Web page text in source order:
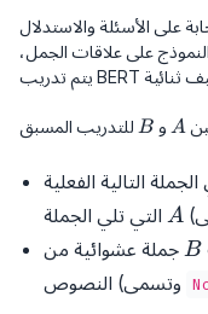
على الأسئلة والاستدلال
على علاقات الجمل،
A
A و
B
B
التالية الفعلية
A
A
B جملة عشوائية من